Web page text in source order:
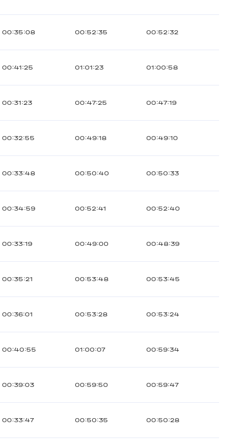
00:35:08 00:52:35 00:52:32
00:41:25 01:01:23 01:00:58
00:31:23 00:47:25 00:47:19
00:32:55 00:49:18 00:49:10
00:33:48 00:50:40 00:50:33
00:34:59 00:52:41 00:52:40
00:33:19 00:49:00 00:48:39
00:35:21 00:53:48 00:53:45
00:36:01 00:53:28 00:53:24
00:40:55 01:00:07 00:59:34
00:39:03 00:59:50 00:59:47
00:33:47 00:50:35 00:50:28